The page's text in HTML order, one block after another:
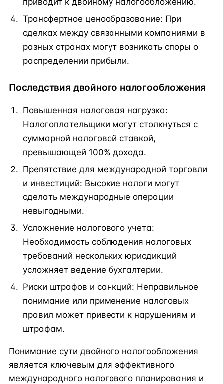
Трансфертное ценообразование: При
сделках между связанными компаниями в
разных странах могут возникать споры о
распределении прибыли.
Последствия двойного налогообложения
Повышенная налоговая нагрузка:
Налогоплательщики могут столкнуться с
суммарной налоговой ставкой,
превышающей 100% дохода.
Препятствие для международной торговли
и инвестиций: Высокие налоги могут
сделать международные операции
невыгодными.
Усложнение налогового учета:
Необходимость соблюдения налоговых
требований нескольких юрисдикций
усложняет ведение бухгалтерии.
Риски штрафов и санкций: Неправильное
понимание или применение налоговых
правил может привести к нарушениям и
штрафам.
Понимание сути двойного налогообложения
является ключевым для эффективного
международного налогового планирования и